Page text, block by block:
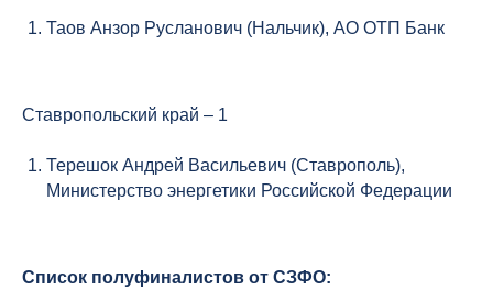
Таов Анзор Русланович (Нальчик), АО ОТП Банк
Ставропольский край – 1
Терешок Андрей Васильевич (Ставрополь),
Министерство энергетики Российской Федерации
Список полуфиналистов от СЗФО: